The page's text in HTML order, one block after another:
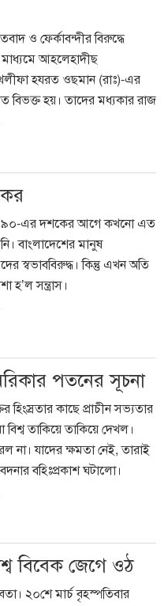
ও ফের্কাবন্দীর বিরুদ্ধে
আহলেহাদীছ
হযরত ওছমান (রাঃ)-এর
বিভক্ত হয়। তাদের মধ্যকার রাজ
কর
৯০-এর দশকের আগে কখনো এত
বাংলাদেশের মানুষ
স্বভাববিরুদ্ধ। কিন্তু এখন অতি
হ’ল সন্ত্রাস।
পতনের সূচনা
কাছে প্রাচীন সভ্যতার
তাকিয়ে তাকিয়ে দেখল।
না। যাদের ক্ষমতা নেই, তারাই
বহিঃপ্রকাশ ঘটালো।
বিবেক জেগে ওঠ
২০শে মার্চ বৃহস্পতিবার